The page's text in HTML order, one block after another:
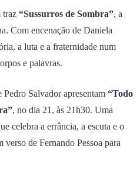
traz “Sussurros de Sombra”, a
Com encenação de Daniela
a luta e a fraternidade num
e palavras.
Salvador apresentam “Todo
, no dia 21, às 21h30. Uma
celebra a errância, a escuta e o
de Fernando Pessoa para